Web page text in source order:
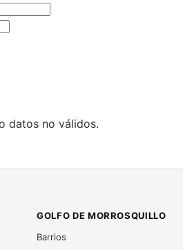
datos no válidos.
GOLFO DE MORROSQUILLO
Barrios